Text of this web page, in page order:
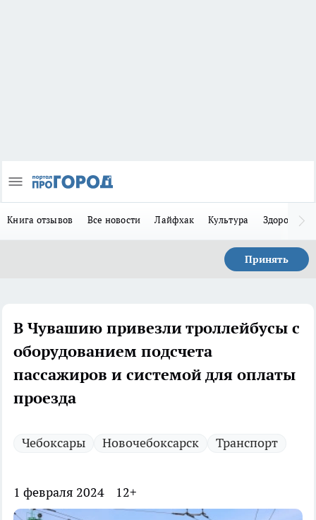
Книга отзывов Все новости Лайфхак Культура Здоровье
Принять
В Чувашию привезли троллейбусы с
оборудованием подсчета
пассажиров и системой для оплаты
проезда
Чебоксары Новочебоксарск Транспорт
1 февраля 2024 12+